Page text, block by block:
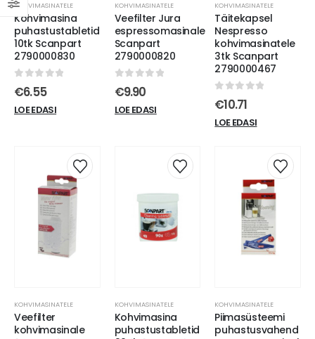
KOHVIMASINATELE
Kohvimasina
puhastustabletid
10tk Scanpart
2790000830
out of 5
€6.55
LOE EDASI
KOHVIMASINATELE
Veefilter Jura
espressomasinale
Scanpart
2790000820
out of 5
€9.90
LOE EDASI
KOHVIMASINATELE
Täitekapsel
Nespresso
kohvimasinatele
3tk Scanpart
2790000467
out of 5
€10.71
LOE EDASI
KOHVIMASINATELE
Veefilter
kohvimasinale
KOHVIMASINATELE
Kohvimasina
puhastustabletid
KOHVIMASINATELE
Piimasüsteemi
puhastusvahend